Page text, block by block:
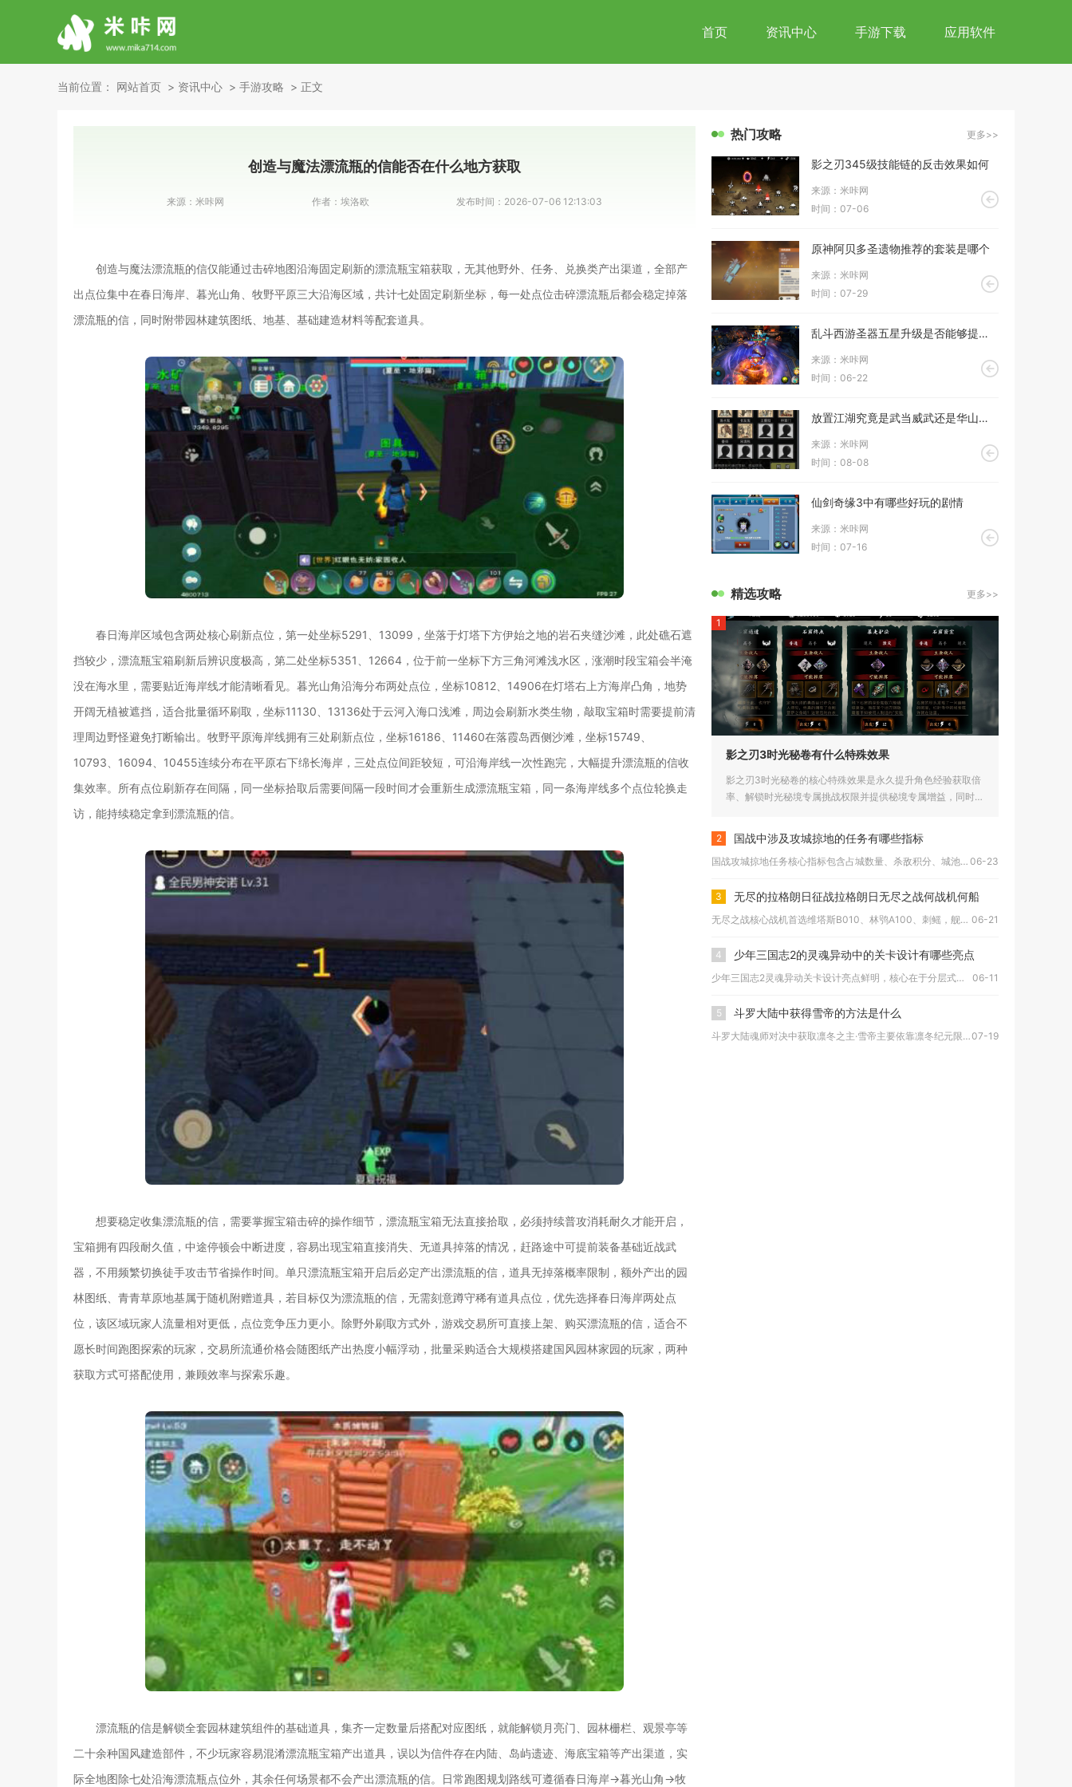
首页 资讯中心 手游下载 应用软件
当前位置： 网站首页 资讯中心 手游攻略 正文
创造与魔法漂流瓶的信能否在什么地方获取
来源： 米咔网 作者： 埃洛欧 发布时间： 2026-07-06 12:13:03
创造与魔法漂流瓶的信仅能通过击碎地图沿海固定刷新的漂流瓶宝箱获取，无其他野外、任务、兑换类产出渠道，全部产
出点位集中在春日海岸、暮光山角、牧野平原三大沿海区域，共计七处固定刷新坐标，每一处点位击碎漂流瓶后都会稳定掉落
漂流瓶的信，同时附带园林建筑图纸、地基、基础建造材料等配套道具。
春日海岸区域包含两处核心刷新点位，第一处坐标5291、13099，坐落于灯塔下方伊始之地的岩石夹缝沙滩，此处礁石遮
挡较少，漂流瓶宝箱刷新后辨识度极高，第二处坐标5351、12664，位于前一坐标下方三角河滩浅水区，涨潮时段宝箱会半淹
没在海水里，需要贴近海岸线才能清晰看见。暮光山角沿海分布两处点位，坐标10812、14906在灯塔右上方海岸凸角，地势
开阔无植被遮挡，适合批量循环刷取，坐标11130、13136处于云河入海口浅滩，周边会刷新水类生物，敲取宝箱时需要提前清
理周边野怪避免打断输出。牧野平原海岸线拥有三处刷新点位，坐标16186、11460在落霞岛西侧沙滩，坐标15749、
10793、16094、10455连续分布在平原右下绵长海岸，三处点位间距较短，可沿海岸线一次性跑完，大幅提升漂流瓶的信收
集效率。所有点位刷新存在间隔，同一坐标拾取后需要间隔一段时间才会重新生成漂流瓶宝箱，同一条海岸线多个点位轮换走
访，能持续稳定拿到漂流瓶的信。
想要稳定收集漂流瓶的信，需要掌握宝箱击碎的操作细节，漂流瓶宝箱无法直接拾取，必须持续普攻消耗耐久才能开启，
宝箱拥有四段耐久值，中途停顿会中断进度，容易出现宝箱直接消失、无道具掉落的情况，赶路途中可提前装备基础近战武
器，不用频繁切换徒手攻击节省操作时间。单只漂流瓶宝箱开启后必定产出漂流瓶的信，道具无掉落概率限制，额外产出的园
林图纸、青青草原地基属于随机附赠道具，若目标仅为漂流瓶的信，无需刻意蹲守稀有道具点位，优先选择春日海岸两处点
位，该区域玩家人流量相对更低，点位竞争压力更小。除野外刷取方式外，游戏交易所可直接上架、购买漂流瓶的信，适合不
愿长时间跑图探索的玩家，交易所流通价格会随图纸产出热度小幅浮动，批量采购适合大规模搭建国风园林家园的玩家，两种
获取方式可搭配使用，兼顾效率与探索乐趣。
漂流瓶的信是解锁全套园林建筑组件的基础道具，集齐一定数量后搭配对应图纸，就能解锁月亮门、园林栅栏、观景亭等
二十余种国风建造部件，不少玩家容易混淆漂流瓶宝箱产出道具，误以为信件存在内陆、岛屿遗迹、海底宝箱等产出渠道，实
际全地图除七处沿海漂流瓶点位外，其余任何场景都不会产出漂流瓶的信。日常跑图规划路线可遵循春日海岸→暮光山角→牧
热门攻略 更多>>
影之刃345级技能链的反击效果如何
来源：米咔网
时间：07-06
原神阿贝多圣遗物推荐的套装是哪个
来源：米咔网
时间：07-29
乱斗西游圣器五星升级是否能够提高防御力
来源：米咔网
时间：06-22
放置江湖究竟是武当威武还是华山出众
来源：米咔网
时间：08-08
仙剑奇缘3中有哪些好玩的剧情
来源：米咔网
时间：07-16
精选攻略 更多>>
1
影之刃3时光秘卷有什么特殊效果
影之刃3时光秘卷的核心特殊效果是永久提升角色经验获取倍
率、解锁时光秘境专属挑战权限并提供秘境专属增益，同时激
2 国战中涉及攻城掠地的任务有哪些指标
国战攻城掠地任务核心指标包含占城数量、杀敌积分、城池控制权、... 06-23
3 无尽的拉格朗日征战拉格朗日无尽之战何战机何船
无尽之战核心战机首选维塔斯B010、林鸮A100、刺鳐，舰船... 06-21
4 少年三国志2的灵魂异动中的关卡设计有哪些亮点
少年三国志2灵魂异动关卡设计亮点鲜明，核心在于分层式难度曲线... 06-11
5 斗罗大陆中获得雪帝的方法是什么
斗罗大陆魂师对决中获取凛冬之主·雪帝主要依靠凛冬纪元限定觉醒...07-19